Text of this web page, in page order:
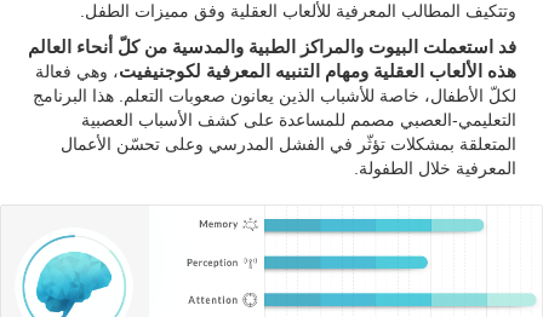
وتتكيف المطالب المعرفية للألعاب العقلية وفق مميزات الطفل.
فد استعملت البيوت والمراكز الطبية والمدسية من كلّ أنحاء العالم
هذه الألعاب العقلية ومهام التنبيه المعرفية لكوجنيفيت، وهي فعالة
لكلّ الأطفال، خاصة للأشباب الذين يعانون صعوبات التعلم. هذا البرنامج
التعليمي-العصبي مصمم للمساعدة على كشف الأسباب العصبية
المتعلقة بمشكلات تؤثّر في الفشل المدرسي وعلى تحسّن الأعمال
المعرفية خلال الطفولة.